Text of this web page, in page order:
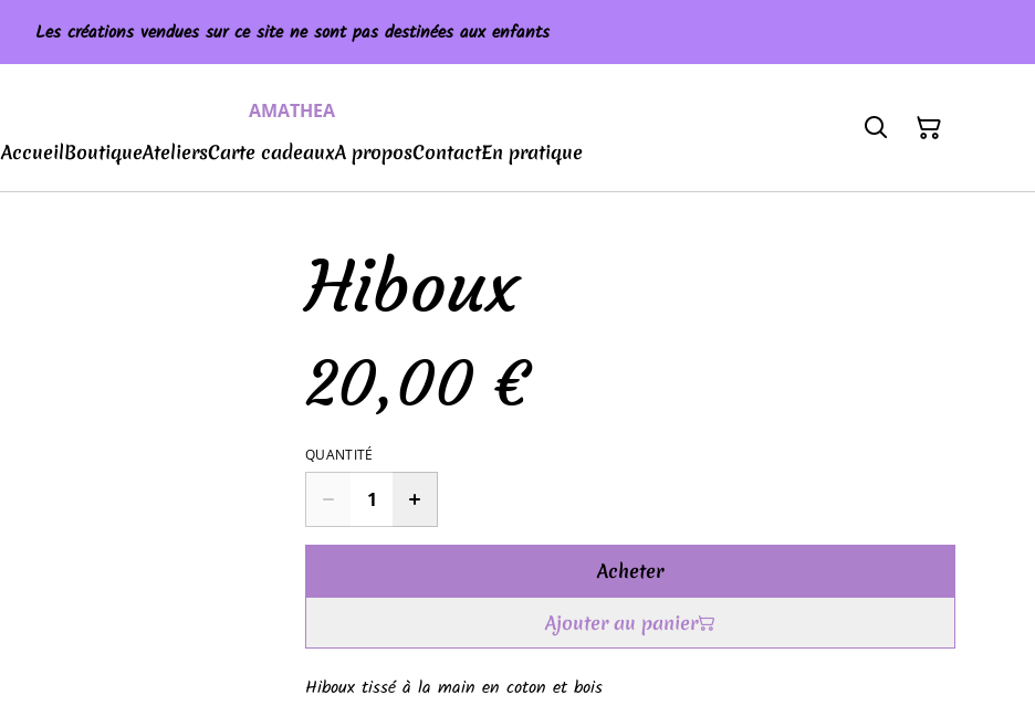
Les créations vendues sur ce site ne sont pas destinées aux enfants
AMATHEA
AccueilBoutiqueAteliersCarte cadeauxA proposContactEn pratique
Hiboux
20,00 €
QUANTITÉ
Acheter
Ajouter au panier
Hiboux tissé à la main en coton et bois